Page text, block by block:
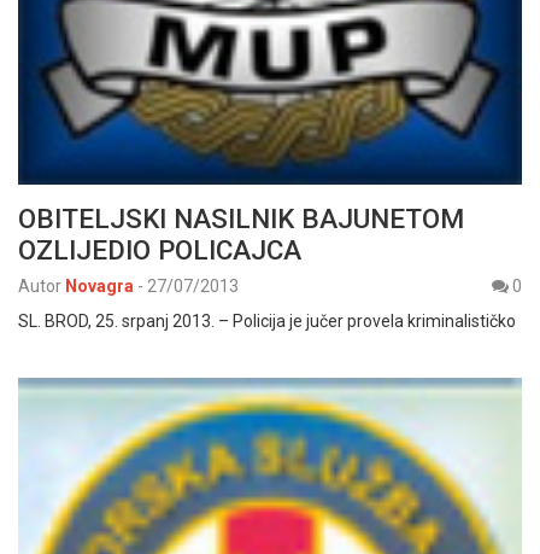
OBITELJSKI NASILNIK BAJUNETOM
OZLIJEDIO POLICAJCA
Autor Novagra - 27/07/2013
0
SL. BROD, 25. srpanj 2013. – Policija je jučer provela kriminalističko